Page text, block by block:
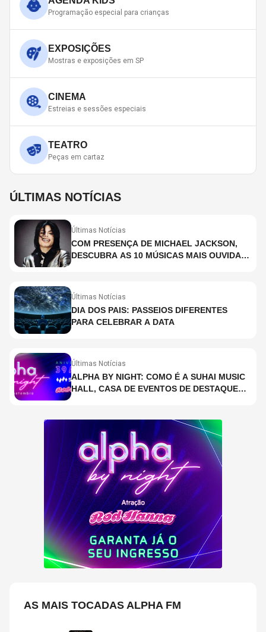
Programação especial para crianças
EXPOSIÇÕES
Mostras e exposições em SP
CINEMA
Estreias e sessões especiais
TEATRO
Peças em cartaz
ÚLTIMAS NOTÍCIAS
Últimas Notícias
COM PRESENÇA DE MICHAEL JACKSON,
DESCUBRA AS 10 MÚSICAS MAIS OUVIDAS
Últimas Notícias
DIA DOS PAIS: PASSEIOS DIFERENTES
PARA CELEBRAR A DATA
Últimas Notícias
ALPHA BY NIGHT: COMO É A SUHAI MUSIC
HALL, CASA DE EVENTOS DE DESTAQUE
AS MAIS TOCADAS ALPHA FM